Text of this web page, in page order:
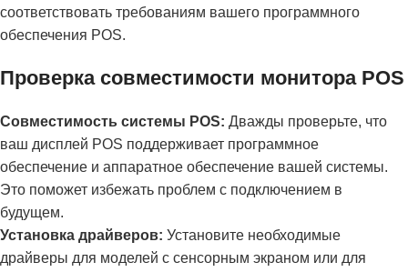
соответствовать требованиям вашего программного
обеспечения POS.
Проверка совместимости монитора POS
Совместимость системы POS: Дважды проверьте, что
ваш дисплей POS поддерживает программное
обеспечение и аппаратное обеспечение вашей системы.
Это поможет избежать проблем с подключением в
будущем.
Установка драйверов: Установите необходимые
драйверы для моделей с сенсорным экраном или для